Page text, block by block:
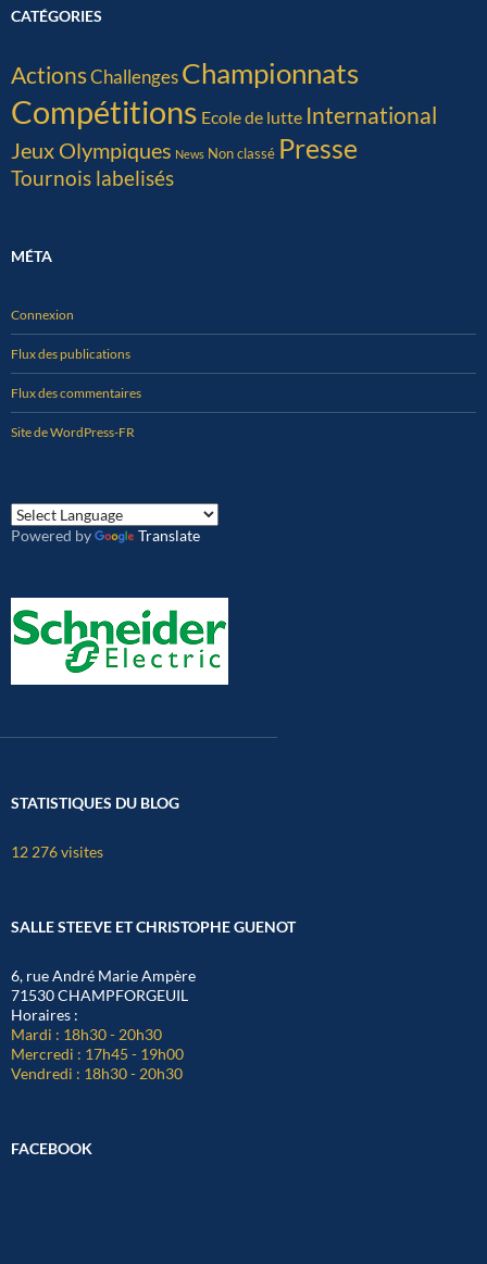
CATÉGORIES
ActionsChallengesChampionnats
Compétitions Ecole de lutte International
Jeux Olympiques News Non classé Presse
Tournois labelisés
MÉTA
Connexion
Flux des publications
Flux des commentaires
Site de WordPress-FR
Powered by Translate
STATISTIQUES DU BLOG
12 276 visites
SALLE STEEVE ET CHRISTOPHE GUENOT
6, rue André Marie Ampère
71530 CHAMPFORGEUIL
Horaires :
Mardi : 18h30 - 20h30
Mercredi : 17h45 - 19h00
Vendredi : 18h30 - 20h30
FACEBOOK